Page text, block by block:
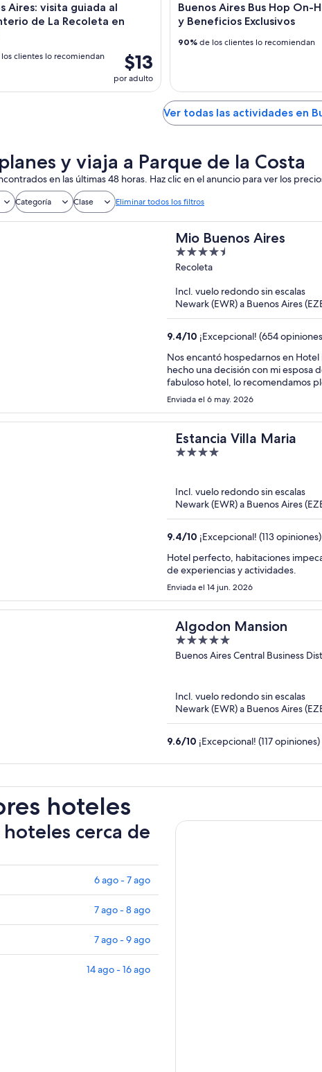
Aires: visita guiada al
de La Recoleta en
$13
por adulto
clientes lo recomiendan
Buenos Aires Bus Hop On-
y Beneficios Exclusivos
90% de los clientes lo recomiendan
Ver todas las actividades en
y viaja a Parque de la Costa
en las últimas 48 horas. Haz clic en el anuncio para ver los
Categoría Clase Eliminar todos los filtros
Mio Buenos Aires
4.5
out
5
Recoleta
Incl. vuelo redondo sin escalas
Newark (EWR) a Buenos Aires
9.4/10 ¡Excepcional! (654
Nos encantó hospedarnos en Hotel Mío. Fue una experiencia de 1 noche, sin
hecho una decisión con mi esposa
fabuloso hotel, lo recomendamos
Enviada el 6 may. 2026
Estancia Villa Maria
4
5
Incl. vuelo redondo sin escalas
Newark (EWR) a Buenos Aires
9.4/10 ¡Excepcional! (113 opiniones)
Hotel perfecto, habitaciones
de experiencias y actividades.
Enviada el 14 jun. 2026
Algodon Mansion
5
out
Buenos Aires Central Business
Incl. vuelo redondo sin escalas
Newark (EWR) a Buenos Aires
9.6/10 ¡Excepcional! (117 opiniones)
hoteles
cerca de
6 ago - 7 ago
7 ago - 8 ago
7 ago - 9 ago
14 ago - 16 ago